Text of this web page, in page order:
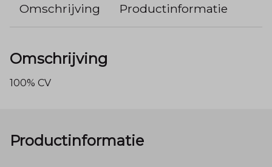
Omschrijving Productinformatie
Omschrijving
100% CV
Productinformatie